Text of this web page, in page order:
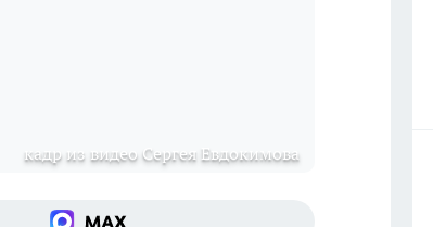
кадр из видео Сергея Евдокимова